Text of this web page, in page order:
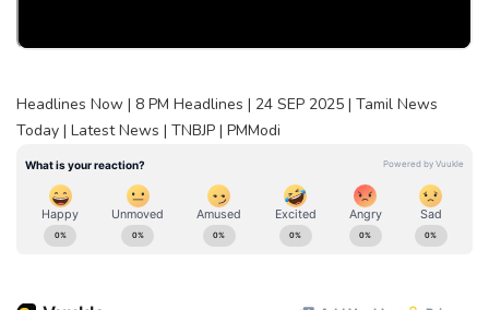
Headlines Now | 8 PM Headlines | 24 SEP 2025 | Tamil News
Today | Latest News | TNBJP | PMModi